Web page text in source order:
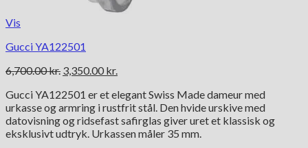
Vis
Gucci YA122501
6,700.00kr. Den
pris
var:
6,700.00 kr..
3,350.00 kr.
pris
er:
3,350.00 kr..
Gucci YA122501 er et elegant Swiss Made dameur med
urkasse og armring i rustfrit stål. Den hvide urskive med
datovisning og ridsefast safirglas giver uret et klassisk og
eksklusivt udtryk. Urkassen måler 35 mm.